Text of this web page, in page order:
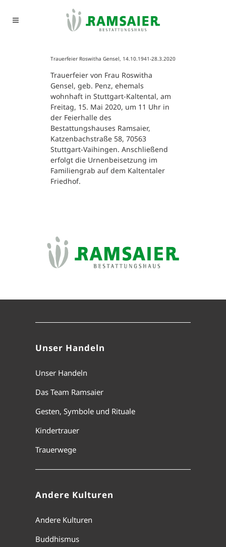
Trauerfeier Roswitha Gensel, 14.10.1941-28.3.2020
Trauerfeier von Frau Roswitha
Gensel, geb. Penz, ehemals
wohnhaft in Stuttgart-Kaltental, am
Freitag, 15. Mai 2020, um 11 Uhr in
der Feierhalle des
Bestattungshauses Ramsaier,
Katzenbachstraße 58, 70563
Stuttgart-Vaihingen. Anschließend
erfolgt die Urnenbeisetzung im
Familiengrab auf dem Kaltentaler
Friedhof.
Unser Handeln
Unser Handeln
Das Team Ramsaier
Gesten, Symbole und Rituale
Kindertrauer
Trauerwege
Andere Kulturen
Andere Kulturen
Buddhismus